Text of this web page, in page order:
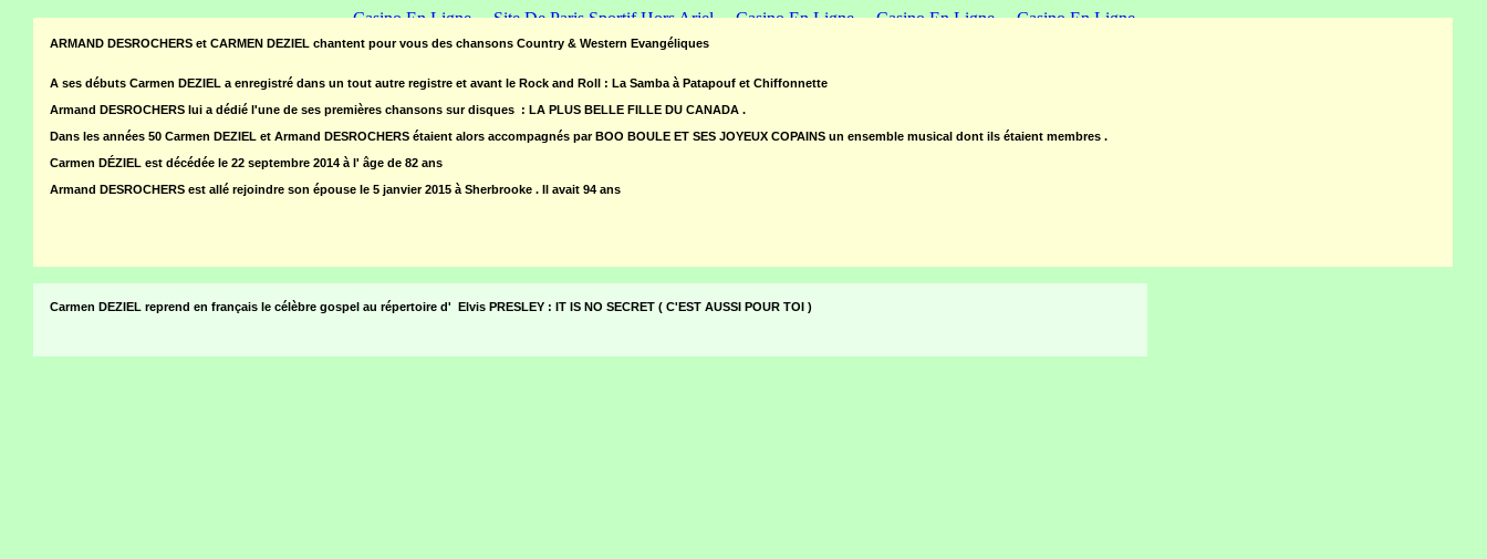
Casino En Ligne Site De Paris Sportif Hors Arjel Casino En Ligne Casino En Ligne Casino En Ligne
ARMAND DESROCHERS et CARMEN DEZIEL chantent pour vous des chansons Country & Western Evangéliques
A ses débuts Carmen DEZIEL a enregistré dans un tout autre registre et avant le Rock and Roll : La Samba à Patapouf et Chiffonnette
Armand DESROCHERS lui a dédié l'une de ses premières chansons sur disques : LA PLUS BELLE FILLE DU CANADA .
Dans les années 50 Carmen DEZIEL et Armand DESROCHERS étaient alors accompagnés par BOO BOULE ET SES JOYEUX COPAINS un ensemble musical dont ils étaient membres .
Carmen DÉZIEL est décédée le 22 septembre 2014 à l' âge de 82 ans
Armand DESROCHERS est allé rejoindre son épouse le 5 janvier 2015 à Sherbrooke . Il avait 94 ans
Carmen DEZIEL reprend en français le célèbre gospel au répertoire d' Elvis PRESLEY : IT IS NO SECRET ( C'EST AUSSI POUR TOI )
Meilleur Site De Poker En Ligne
Meilleur Casino En Ligne